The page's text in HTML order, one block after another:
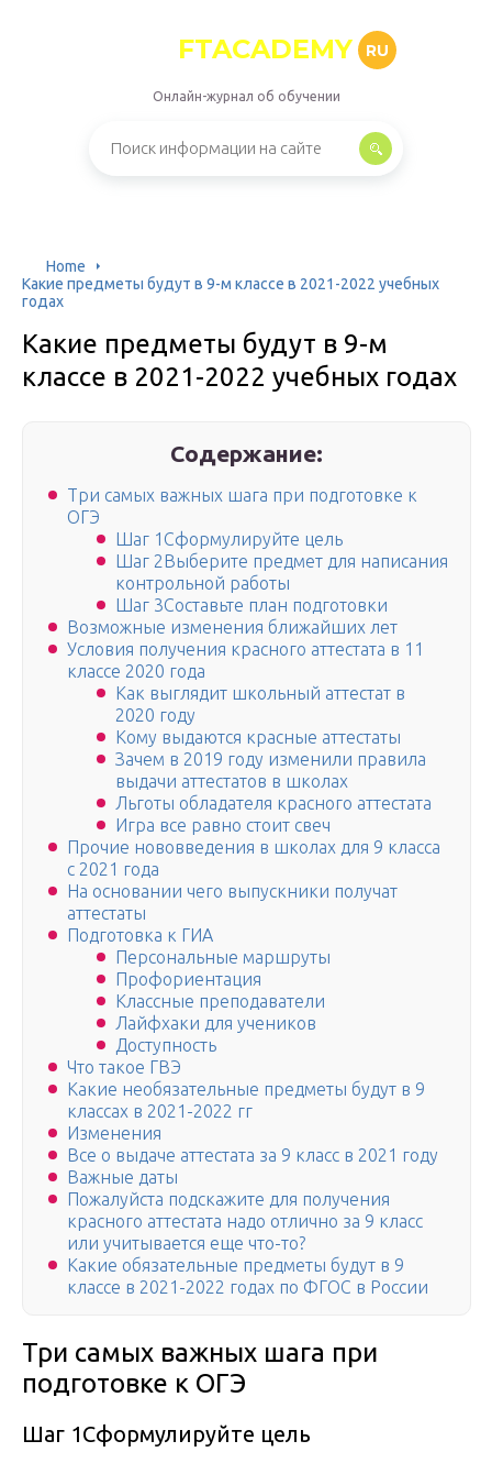
FTACADEMY RU
Онлайн-журнал об обучении
Home
Какие предметы будут в 9-м классе в 2021-2022 учебных
годах
Какие предметы будут в 9-м
классе в 2021-2022 учебных годах
Содержание:
Три самых важных шага при подготовке к
ОГЭ
Шаг 1Сформулируйте цель
Шаг 2Выберите предмет для написания
контрольной работы
Шаг 3Составьте план подготовки
Возможные изменения ближайших лет
Условия получения красного аттестата в 11
классе 2020 года
Как выглядит школьный аттестат в
2020 году
Кому выдаются красные аттестаты
Зачем в 2019 году изменили правила
выдачи аттестатов в школах
Льготы обладателя красного аттестата
Игра все равно стоит свеч
Прочие нововведения в школах для 9 класса
с 2021 года
На основании чего выпускники получат
аттестаты
Подготовка к ГИА
Персональные маршруты
Профориентация
Классные преподаватели
Лайфхаки для учеников
Доступность
Что такое ГВЭ
Какие необязательные предметы будут в 9
классах в 2021-2022 гг
Изменения
Все о выдаче аттестата за 9 класс в 2021 году
Важные даты
Пожалуйста подскажите для получения
красного аттестата надо отлично за 9 класс
или учитывается еще что-то?
Какие обязательные предметы будут в 9
классе в 2021-2022 годах по ФГОС в России
Три самых важных шага при
подготовке к ОГЭ
Шаг 1Сформулируйте цель